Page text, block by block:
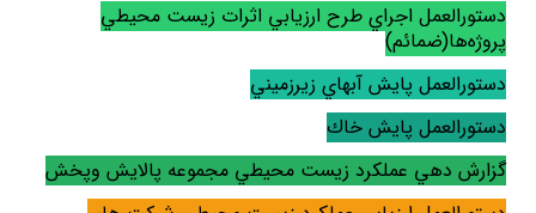
دستورالعمل اجراي طرح ارزيابي اثرات زيست محيطي
پروژه‌ها(ضمائم)
دستورالعمل پايش آبهاي زيرزميني
دستورالعمل پايش خاك
گزارش دهي عملكرد زيست محيطي مجموعه پالايش وپخش